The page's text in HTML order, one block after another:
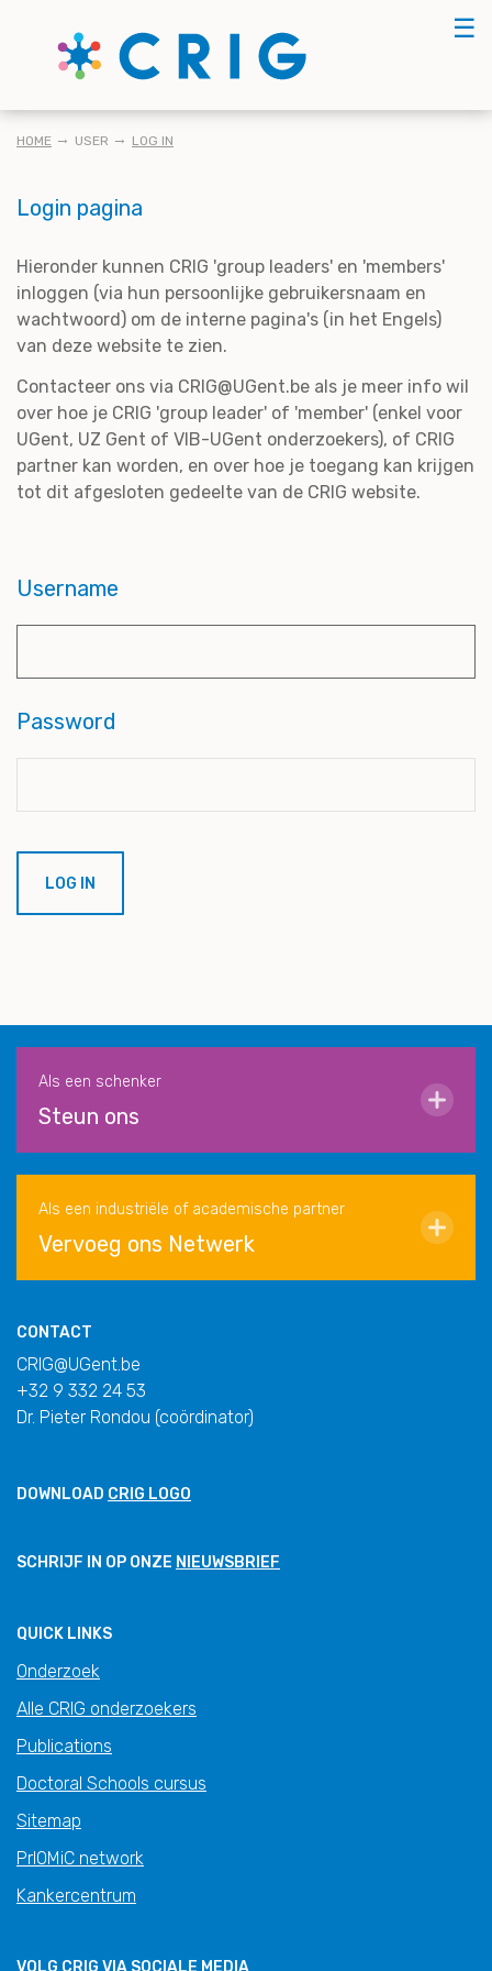
☰
KRUIMELPAD
HOME USER LOG IN
Login pagina
Hieronder kunnen CRIG 'group leaders' en 'members'
inloggen (via hun persoonlijke gebruikersnaam en
wachtwoord) om de interne pagina's (in het Engels)
van deze website te zien.
Contacteer ons via CRIG@UGent.be als je meer info wil
over hoe je CRIG 'group leader' of 'member' (enkel voor
UGent, UZ Gent of VIB-UGent onderzoekers), of CRIG
partner kan worden, en over hoe je toegang kan krijgen
tot dit afgesloten gedeelte van de CRIG website.
Username
Password
Als een schenker
Steun ons
Als een industriële of academische partner
Vervoeg ons Netwerk
CONTACT
CRIG@UGent.be
+32 9 332 24 53
Dr. Pieter Rondou (coördinator)
DOWNLOAD CRIG LOGO
SCHRIJF IN OP ONZE NIEUWSBRIEF
QUICK LINKS
Onderzoek
Alle CRIG onderzoekers
Publications
Doctoral Schools cursus
Sitemap
PrIOMiC network
Kankercentrum
VOLG CRIG VIA SOCIALE MEDIA